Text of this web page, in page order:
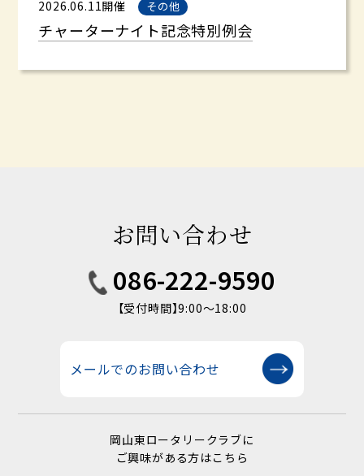
2026.06.11開催 その他
チャーターナイト記念特別例会
お問い合わせ
086-222-9590
【受付時間】9:00〜18:00
メールでのお問い合わせ
岡山東ロータリークラブに
ご興味がある方はこちら